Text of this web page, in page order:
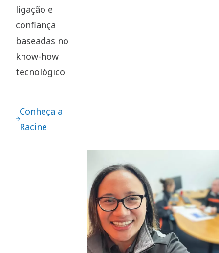
ligação e
confiança
baseadas no
know-how
tecnológico.
Conheça a
Racine